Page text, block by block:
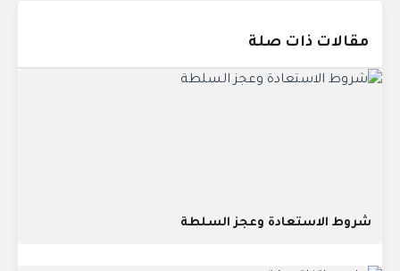
مقالات ذات صلة
شروط الاستعادة وعجز السلطة